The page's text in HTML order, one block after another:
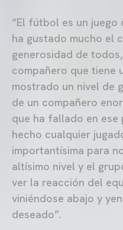
“El fútbol es un
ha gustado mucho el
generosidad de
compañero que tiene
mostrado un nivel de
de un compañero
que ha fallado en
hecho cualquier
importantísima para
altísimo nivel y el
ver la reacción del
viniéndose abajo y
deseado”.